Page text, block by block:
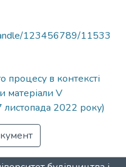
123456789/11533
процесу в контексті
матеріали V
2022 року)